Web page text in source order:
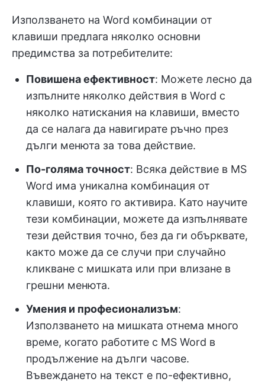
Използването на Word комбинации от
клавиши предлага няколко основни
предимства за потребителите:
Повишена ефективност: Можете лесно да
изпълните няколко действия в Word с
няколко натискания на клавиши, вместо
да се налага да навигирате ръчно през
дълги менюта за това действие.
По-голяма точност: Всяка действие в MS
Word има уникална комбинация от
клавиши, която го активира. Като научите
тези комбинации, можете да изпълнявате
тези действия точно, без да ги обърквате,
както може да се случи при случайно
кликване с мишката или при влизане в
грешни менюта.
Умения и професионализъм:
Използването на мишката отнема много
време, когато работите с MS Word в
продължение на дълги часове.
Въвеждането на текст е по-ефективно,